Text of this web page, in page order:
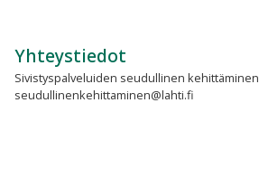
Yhteystiedot
Sivistyspalveluiden seudullinen kehittäminen
seudullinenkehittaminen@lahti.fi